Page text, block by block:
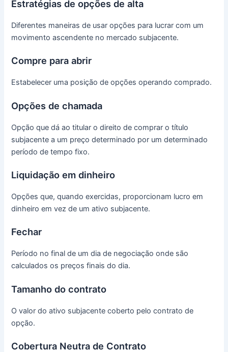
Estratégias de opções de alta
Diferentes maneiras de usar opções para lucrar com um
movimento ascendente no mercado subjacente.
Compre para abrir
Estabelecer uma posição de opções operando comprado.
Opções de chamada
Opção que dá ao titular o direito de comprar o título
subjacente a um preço determinado por um determinado
período de tempo fixo.
Liquidação em dinheiro
Opções que, quando exercidas, proporcionam lucro em
dinheiro em vez de um ativo subjacente.
Fechar
Período no final de um dia de negociação onde são
calculados os preços finais do dia.
Tamanho do contrato
O valor do ativo subjacente coberto pelo contrato de
opção.
Cobertura Neutra de Contrato